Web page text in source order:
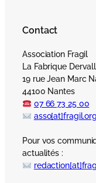
Contact
Association Fragil
La Fabrique
19 rue Jean Marc
44100 Nantes
07 66 73 25 00
asso[at]fragil.org
Pour vos
actualités :